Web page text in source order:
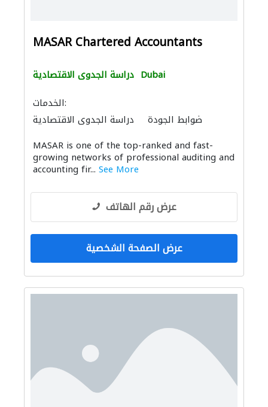
MASAR Chartered Accountants
دراسة الجدوى الاقتصادية Dubai
الخدمات:
دراسة الجدوى الاقتصادية
ضوابط الجودة
MASAR is one of the top-ranked and fast-
growing networks of professional auditing and
accounting fir... See More
عرض رقم الهاتف
عرض الصفحة الشخصية